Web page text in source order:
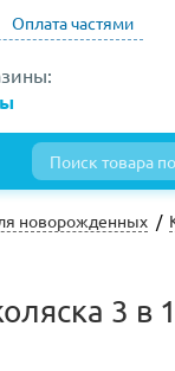
Оплата частями
новорожденных
3